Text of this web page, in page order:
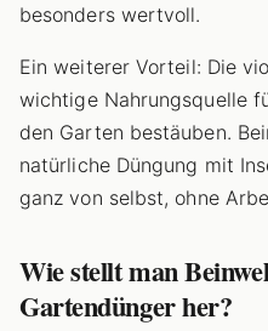
besonders wertvoll.
Ein weiterer Vorteil: Die
wichtige Nahrungsquelle
den Garten bestäuben.
natürliche Düngung mit
ganz von selbst, ohne
Wie stellt man
Gartendünger her?